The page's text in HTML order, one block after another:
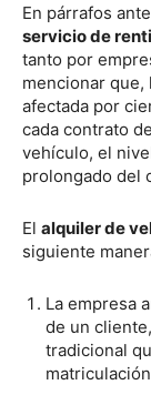
En párrafos
servicio de
tanto por
mencionar que,
afectada por
cada contrato
vehículo, el
prolongado del
El alquiler de
siguiente
La empresa
de un
tradicional